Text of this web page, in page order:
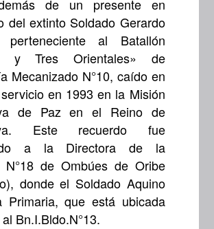
de un presente en
del extinto Soldado Gerardo
perteneciente al Batallón
y Tres Orientales» de
Mecanizado N°10, caído en
en 1993 en la Misión
de Paz en el Reino de
Este recuerdo fue
a la Directora de la
N°18 de Ombúes de Oribe
donde el Soldado Aquino
Primaria, que está ubicada
Bn.I.Bldo.N°13.